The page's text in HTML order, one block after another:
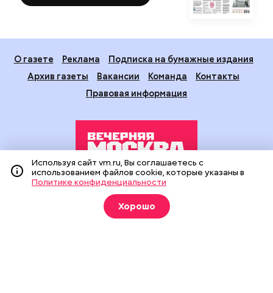
О газете Реклама
Подписка на бумажные издания
Архив газеты
Вакансии Команда
Контакты
Правовая информация
Издание создано при финансовой поддержке Департамента
средств массовой информации и рекламы города Москвы.
На сайте применяются рекомендательные технологии
(информационные технологии предоставления информации
Используя сайт vm.ru, Вы соглашаетесь с
использованием файлов cookie, которые указаны в
Политике конфиденциальности
Хорошо